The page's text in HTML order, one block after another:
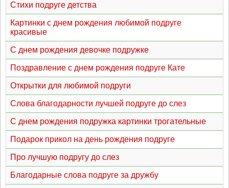
Стихи подруге детства
Картинки с днем рождения любимой подруге
красивые
С днем рождения девочке подружке
Поздравление с днем рождения подруге Кате
Открытки для любимой подруги
Слова благодарности лучшей подруге до слез
С днем рождения подружка картинки трогательные
Подарок прикол на день рождения подруге
Про лучшую подругу до слез
Благодарные слова подруге за дружбу